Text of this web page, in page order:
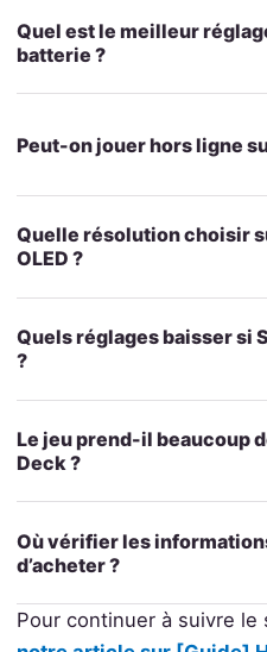
Quel est le meilleur
batterie ?
Peut-on jouer hors ligne
Quelle résolution choisir
OLED ?
Quels réglages baisser si
?
Le jeu prend-il beaucoup
Deck ?
Où vérifier les
d’acheter ?
Pour continuer à suivre